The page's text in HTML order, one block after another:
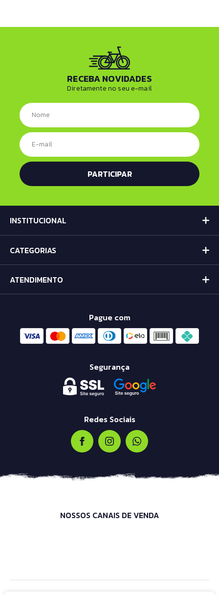
RECEBA NOVIDADES
Diretamente no seu e-mail
INSTITUCIONAL
CATEGORIAS
ATENDIMENTO
Pague com
Segurança
Redes Sociais
NOSSOS CANAIS DE VENDA